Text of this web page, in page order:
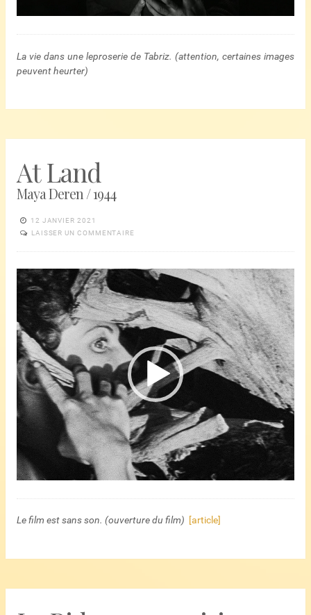
La vie dans une leproserie de Tabriz. (attention, certaines images
peuvent heurter)
At Land
Maya Deren / 1944
12 JANVIER 2021
LAISSER UN COMMENTAIRE
Lecteur
vidéo
Le film est sans son. (ouverture du film) [article]